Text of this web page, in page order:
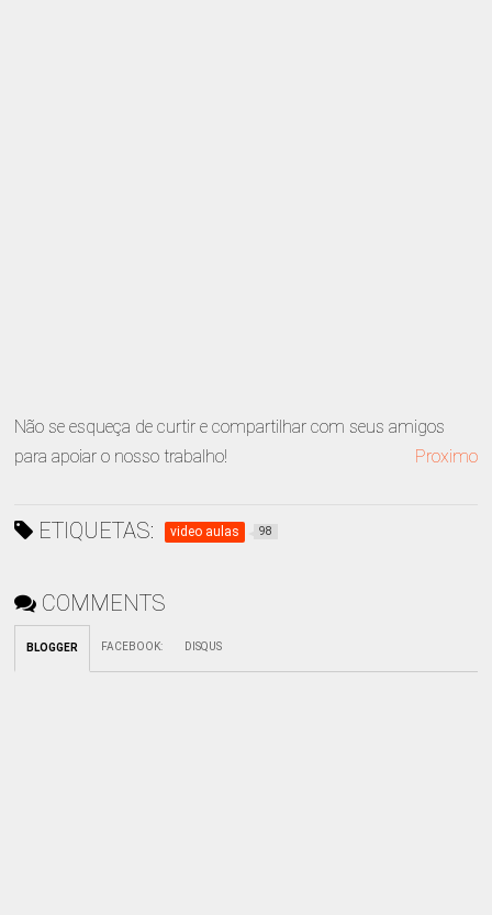
Não se esqueça de curtir e compartilhar com seus amigos
para apoiar o nosso trabalho!
Proximo
ETIQUETAS: video aulas 98
COMMENTS
BLOGGER FACEBOOK: DISQUS